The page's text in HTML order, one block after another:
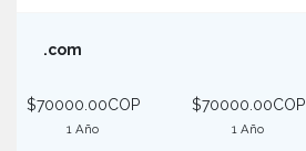
.com
$70000.00COP
1 Año
$70000.00COP
1 Año